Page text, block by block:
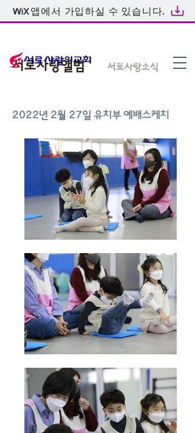
앱에서 가입하실 수 있습니다.
온라인예배
서로사랑앨범 서로사랑소식
2022년 2월 27일 유치부 예배스케치